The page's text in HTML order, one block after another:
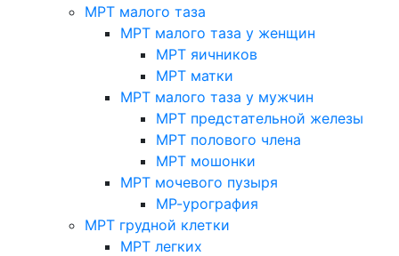
МРТ малого таза
МРТ малого таза у женщин
МРТ яичников
МРТ матки
МРТ малого таза у мужчин
МРТ предстательной железы
МРТ полового члена
МРТ мошонки
МРТ мочевого пузыря
МР-урография
МРТ грудной клетки
МРТ легких